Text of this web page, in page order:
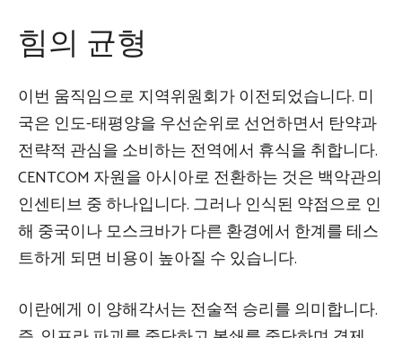
힘의 균형
이번 움직임으로 지역위원회가 이전되었습니다. 미
국은 인도-태평양을 우선순위로 선언하면서 탄약과
전략적 관심을 소비하는 전역에서 휴식을 취합니다.
CENTCOM 자원을 아시아로 전환하는 것은 백악관의
인센티브 중 하나입니다. 그러나 인식된 약점으로 인
해 중국이나 모스크바가 다른 환경에서 한계를 테스
트하게 되면 비용이 높아질 수 있습니다.
이란에게 이 양해각서는 전술적 승리를 의미합니다.